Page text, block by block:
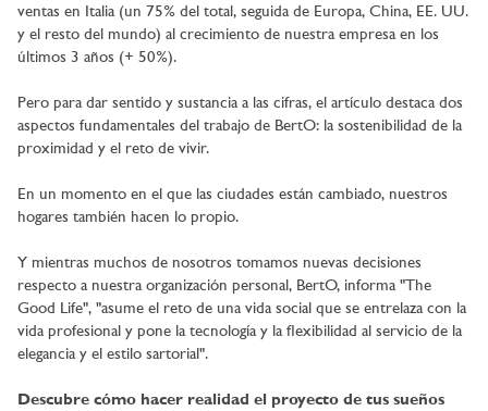
ventas en Italia (un 75% del total, seguida de Europa, China, EE. UU.
y el resto del mundo) al crecimiento de nuestra empresa en los
últimos 3 años (+ 50%).
Pero para dar sentido y sustancia a las cifras, el artículo destaca dos
aspectos fundamentales del trabajo de BertO: la sostenibilidad de la
proximidad y el reto de vivir.
En un momento en el que las ciudades están cambiado, nuestros
hogares también hacen lo propio.
Y mientras muchos de nosotros tomamos nuevas decisiones
respecto a nuestra organización personal, BertO, informa "The
Good Life", "asume el reto de una vida social que se entrelaza con la
vida profesional y pone la tecnología y la flexibilidad al servicio de la
elegancia y el estilo sartorial".
Descubre cómo hacer realidad el proyecto de tus sueños